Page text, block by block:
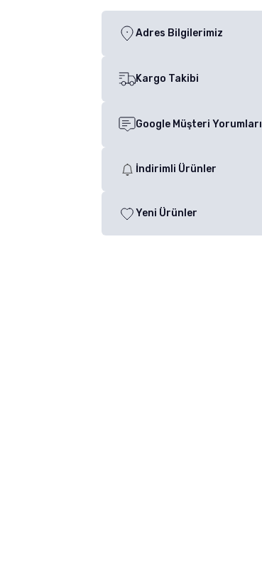
Adres Bilgilerimiz
Kargo Takibi
Google Müşteri Yorumları
İndirimli Ürünler
Yeni Ürünler